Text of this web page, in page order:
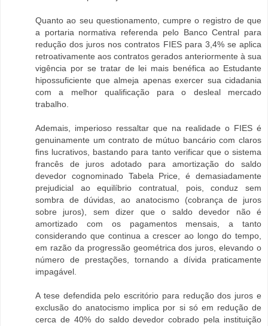
Quanto ao seu questionamento, cumpre o registro de que
a portaria normativa referenda pelo Banco Central para
redução dos juros nos contratos FIES para 3,4% se aplica
retroativamente aos contratos gerados anteriormente à sua
vigência por se tratar de lei mais benéfica ao Estudante
hipossuficiente que almeja apenas exercer sua cidadania
com a melhor qualificação para o desleal mercado
trabalho.
Ademais, imperioso ressaltar que na realidade o FIES é
genuinamente um contrato de mútuo bancário com claros
fins lucrativos, bastando para tanto verificar que o sistema
francês de juros adotado para amortização do saldo
devedor cognominado Tabela Price, é demasiadamente
prejudicial ao equilíbrio contratual, pois, conduz sem
sombra de dúvidas, ao anatocismo (cobrança de juros
sobre juros), sem dizer que o saldo devedor não é
amortizado com os pagamentos mensais, a tanto
considerando que continua a crescer ao longo do tempo,
em razão da progressão geométrica dos juros, elevando o
número de prestações, tornando a dívida praticamente
impagável.
A tese defendida pelo escritório para redução dos juros e
exclusão do anatocismo implica por si só em redução de
cerca de 40% do saldo devedor cobrado pela instituição